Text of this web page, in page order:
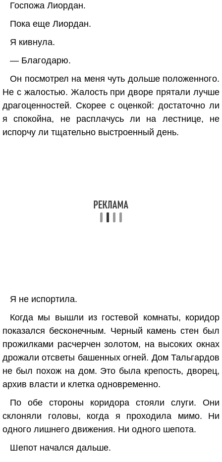
Госпожа Лиордан.
Пока еще Лиордан.
Я кивнула.
— Благодарю.
Он посмотрел на меня чуть дольше положенного.
Не с жалостью. Жалость при дворе прятали лучше
драгоценностей. Скорее с оценкой: достаточно ли
я спокойна, не расплачусь ли на лестнице, не
испорчу ли тщательно выстроенный день.
Я не испортила.
Когда мы вышли из гостевой комнаты, коридор
показался бесконечным. Черный камень стен был
прожилками расчерчен золотом, на высоких окнах
дрожали отсветы башенных огней. Дом Тальгардов
не был похож на дом. Это была крепость, дворец,
архив власти и клетка одновременно.
По обе стороны коридора стояли слуги. Они
склоняли головы, когда я проходила мимо. Ни
одного лишнего движения. Ни одного шепота.
Шепот начался дальше.